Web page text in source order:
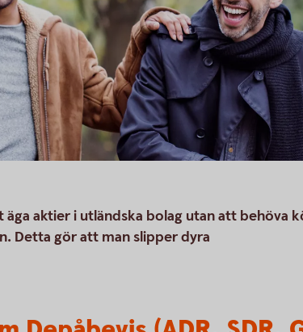
aktier i utländska bolag utan att behöva
Detta gör att man slipper dyra